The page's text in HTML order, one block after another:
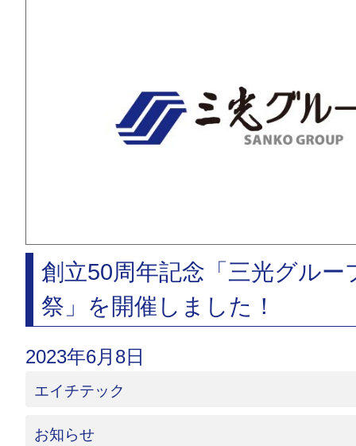
創立50周年記念「三光グルー
祭」を開催しました！
2023年6月8日
エイチテック
お知らせ